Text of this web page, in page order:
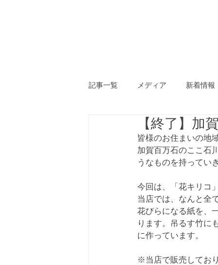
記事一覧 メディア 新着情報
【終了】
皆様のお住まいの地
加賀百万石のここ石
うなものを持ってい
今回は、「花キリコ
当店では、なんと全
花びらになる紙を、
ります。吊るす竹に
に作っています。
※当店で販売してお